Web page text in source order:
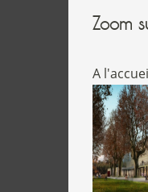
Zoom
A